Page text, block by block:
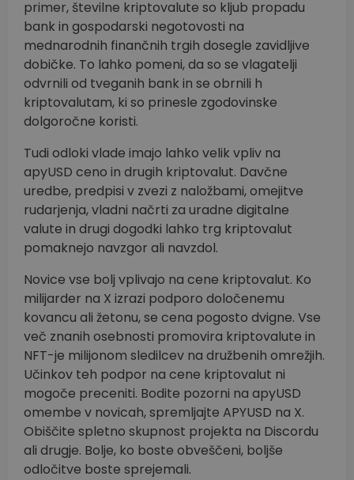
primer, številne kriptovalute so kljub propadu
bank in gospodarski negotovosti na
mednarodnih finančnih trgih dosegle zavidljive
dobičke. To lahko pomeni, da so se vlagatelji
odvrnili od tveganih bank in se obrnili h
kriptovalutam, ki so prinesle zgodovinske
dolgoročne koristi.
Tudi odloki vlade imajo lahko velik vpliv na
apyUSD ceno in drugih kriptovalut. Davčne
uredbe, predpisi v zvezi z naložbami, omejitve
rudarjenja, vladni načrti za uradne digitalne
valute in drugi dogodki lahko trg kriptovalut
pomaknejo navzgor ali navzdol.
Novice vse bolj vplivajo na cene kriptovalut. Ko
milijarder na X izrazi podporo določenemu
kovancu ali žetonu, se cena pogosto dvigne. Vse
več znanih osebnosti promovira kriptovalute in
NFT-je milijonom sledilcev na družbenih omrežjih.
Učinkov teh podpor na cene kriptovalut ni
mogoče preceniti. Bodite pozorni na apyUSD
omembe v novicah, spremljajte APYUSD na X.
Obiščite spletno skupnost projekta na Discordu
ali drugje. Bolje, ko boste obveščeni, boljše
odločitve boste sprejemali.